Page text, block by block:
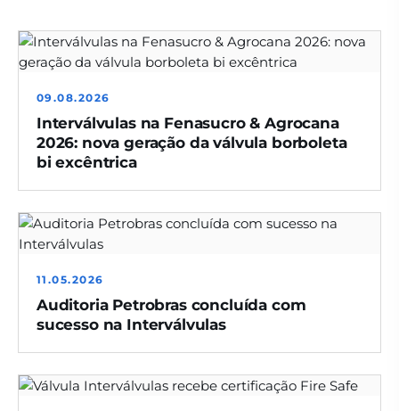
09.08.2026
Interválvulas na Fenasucro & Agrocana
2026: nova geração da válvula borboleta
bi excêntrica
11.05.2026
Auditoria Petrobras concluída com
sucesso na Interválvulas